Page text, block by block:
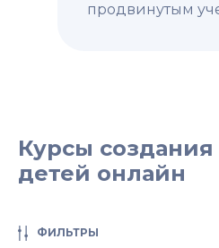
продвинутым
Курсы
детей онлайн
ФИЛЬТРЫ